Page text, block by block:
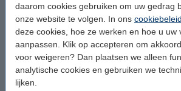
daarom cookies gebruiken om uw gedrag
onze website te volgen. In ons cookiebeleid
deze cookies, hoe ze werken en hoe u uw
aanpassen. Klik op accepteren om
voor weigeren? Dan plaatsen we alleen
analytische cookies en gebruiken we
lijken.
PX1425E-1BRS
Q2232-8000